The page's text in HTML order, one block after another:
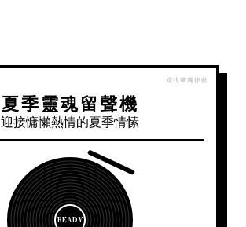
夏季靈魂留聲機
迎接慵懶熱情的夏季情愫
READY